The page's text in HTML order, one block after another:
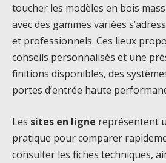
toucher les modèles en bois
avec des gammes variées
et professionnels. Ces lieux
conseils personnalisés et une
finitions disponibles, des
portes d’entrée haute
Les sites en ligne représentent
pratique pour comparer
consulter les fiches techniques,